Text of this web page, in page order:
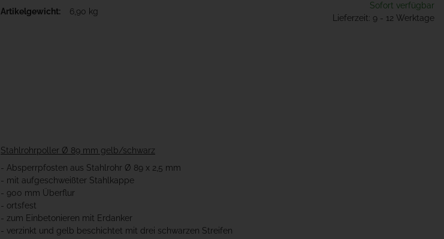
Artikelgewicht:
6,90 kg
Sofort verfügbar
Lieferzeit: 9 - 12 Werktage
Stahlrohrpoller Ø 89 mm gelb/schwarz
- Absperrpfosten aus Stahlrohr Ø 89 x 2,5 mm
- mit aufgeschweißter Stahlkappe
- 900 mm Überflur
- ortsfest
- zum Einbetonieren mit Erdanker
- verzinkt und gelb beschichtet mit drei schwarzen Streifen